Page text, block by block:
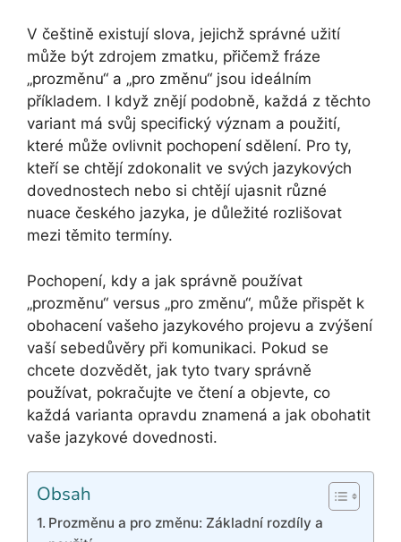
V češtině existují slova, jejichž správné užití
může být zdrojem zmatku, přičemž fráze
„prozměnu“ a „pro změnu“ jsou ideálním
příkladem. I když znějí podobně, každá z těchto
variant má svůj specifický význam a použití,
které může ovlivnit pochopení sdělení. Pro ty,
kteří se chtějí zdokonalit ve svých jazykových
dovednostech nebo si chtějí ujasnit různé
nuace českého jazyka, je důležité rozlišovat
mezi těmito termíny.
Pochopení, kdy a jak správně používat
„prozměnu“ versus „pro změnu“, může přispět k
obohacení vašeho jazykového projevu a zvýšení
vaší sebedůvěry při komunikaci. Pokud se
chcete dozvědět, jak tyto tvary správně
používat, pokračujte ve čtení a objevte, co
každá varianta opravdu znamená a jak obohatit
vaše jazykové dovednosti.
Obsah
Prozměnu a pro změnu: Základní rozdíly a